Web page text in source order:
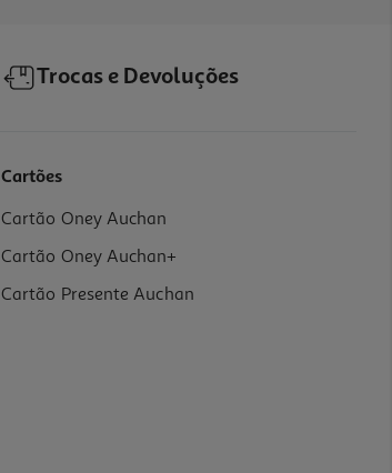
Trocas e Devoluções
Cartões
Cartão Oney Auchan
Cartão Oney Auchan+
Cartão Presente Auchan